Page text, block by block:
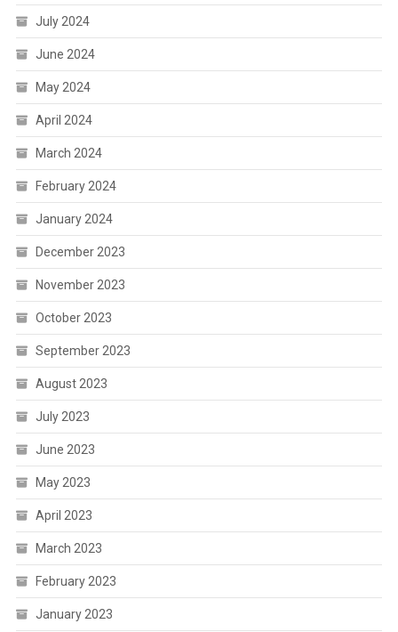
July 2024
June 2024
May 2024
April 2024
March 2024
February 2024
January 2024
December 2023
November 2023
October 2023
September 2023
August 2023
July 2023
June 2023
May 2023
April 2023
March 2023
February 2023
January 2023